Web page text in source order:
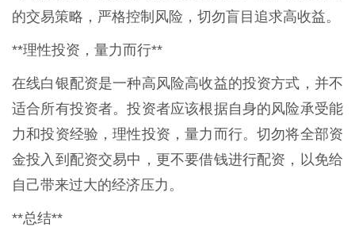
的交易策略，严格控制风险，切勿盲目追求高收益。
**理性投资，量力而行**
在线白银配资是一种高风险高收益的投资方式，并不
适合所有投资者。投资者应该根据自身的风险承受能
力和投资经验，理性投资，量力而行。切勿将全部资
金投入到配资交易中，更不要借钱进行配资，以免给
自己带来过大的经济压力。
**总结**